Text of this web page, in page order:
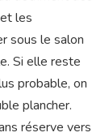
les
sous le salon
Si elle reste
probable, on
plancher.
réserve vers